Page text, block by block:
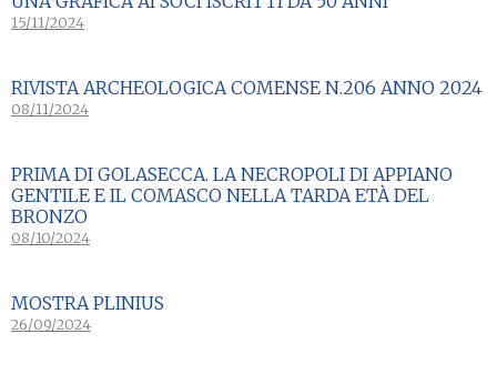
15/11/2024
RIVISTA ARCHEOLOGICA COMENSE N.206 ANNO 2024
08/11/2024
PRIMA DI GOLASECCA. LA NECROPOLI DI APPIANO
GENTILE E IL COMASCO NELLA TARDA ETÀ DEL
BRONZO
08/10/2024
MOSTRA PLINIUS
26/09/2024